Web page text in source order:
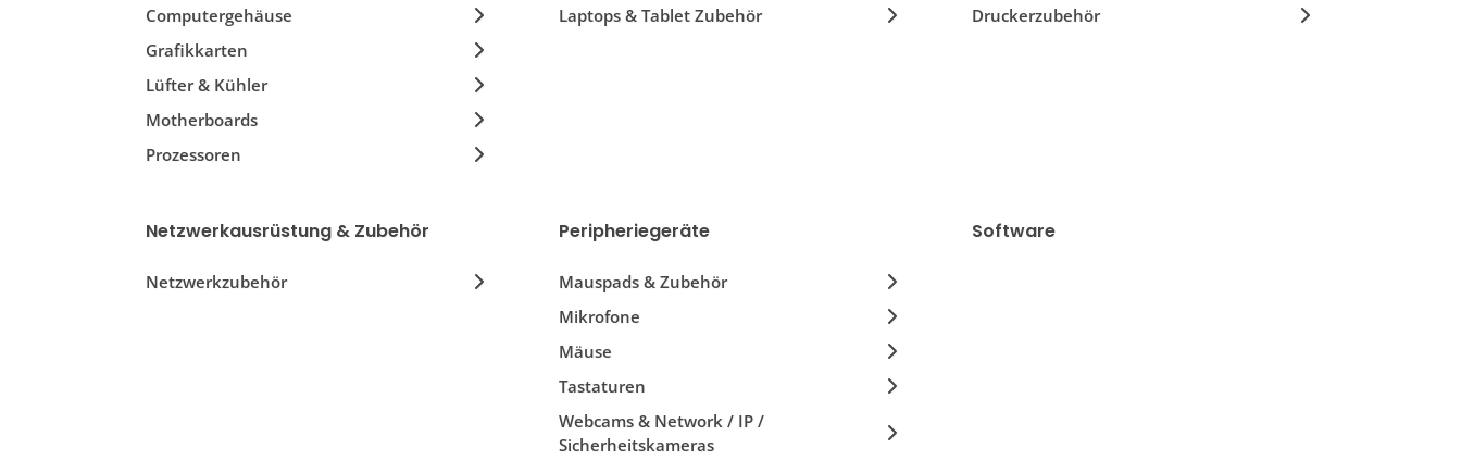
Computergehäuse
Grafikkarten
Lüfter & Kühler
Motherboards
Prozessoren
Computergehäuse & Zubehör
Laptops & Tablet Zubehör
Druckerzubehör
Netzwerkausrüstung & Zubehör
Netzwerkzubehör
Peripheriegeräte
Mauspads & Zubehör
Mikrofone
Mäuse
Tastaturen
Webcams & Network / IP /
Sicherheitskameras
Software